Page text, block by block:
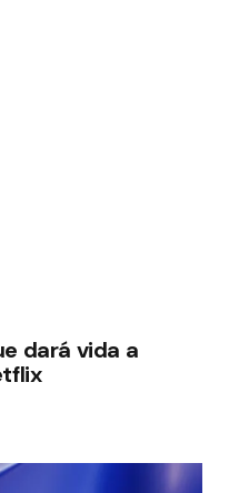
dará vida a